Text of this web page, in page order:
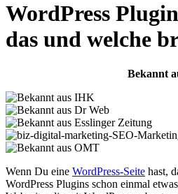
WordPress
das und welche
Bekannt
Wenn Du eine WordPress-Seite hast,
WordPress Plugins schon einmal